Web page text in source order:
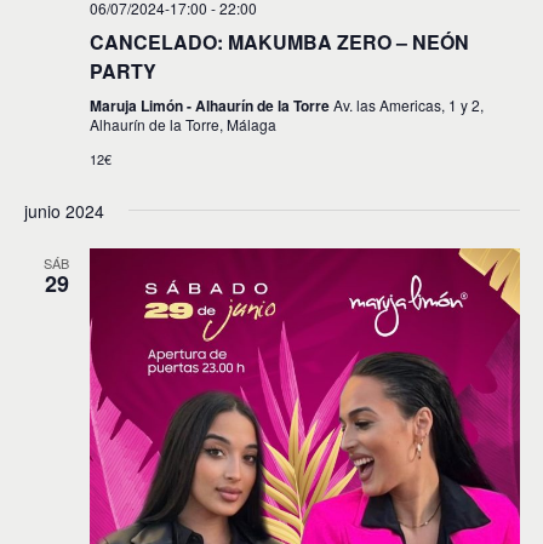
06/07/2024-17:00 -22:00
CANCELADO: MAKUMBA ZERO – NEÓN
PARTY
Maruja Limón - Alhaurín de la TorreAv. las Americas, 1 y 2,
Alhaurín de la Torre, Málaga
12€
junio 2024
SÁB
29